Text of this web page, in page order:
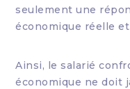
seulement une
économique réelle
Ainsi, le salarié
économique ne doit